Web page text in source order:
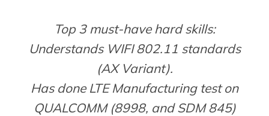
Top 3 must-have hard skills:
Understands WIFI 802.11 standards
(AX Variant).
Has done LTE Manufacturing test on
QUALCOMM (8998, and SDM 845)